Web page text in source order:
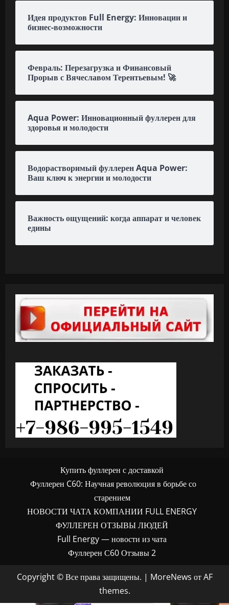
Идея продуктов Full Energy: Инновации и
бизнес-возможности
Февраль: Перезагрузка и Финансовый
Прорыв с Вячеславом Терентьевым! 🚀
Aqua Power: Инновационный фуллерен для
здоровья и молодости
Водорастворимый фуллерен Aqua Power:
Ваш ключ к энергии и молодости
Важность ощущений: когда аппарат и человек
едины
Купить фуллерен с доставкой
Фуллерен C60: Научная революция в борьбе со
старением
НОВОСТИ ЧАТА КОМПАНИИ FULL ENERGY
ФУЛЛЕРЕН ОТЗЫВЫ ЛЮДЕЙ
Full Energy — новости из чата
Фуллерен С60 Отзывы 2
Copyright © Все права защищены. | MoreNews от AF
themes.